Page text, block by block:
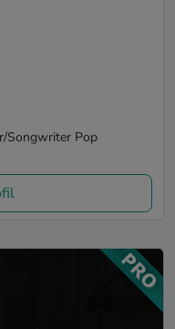
Songwriter Pop